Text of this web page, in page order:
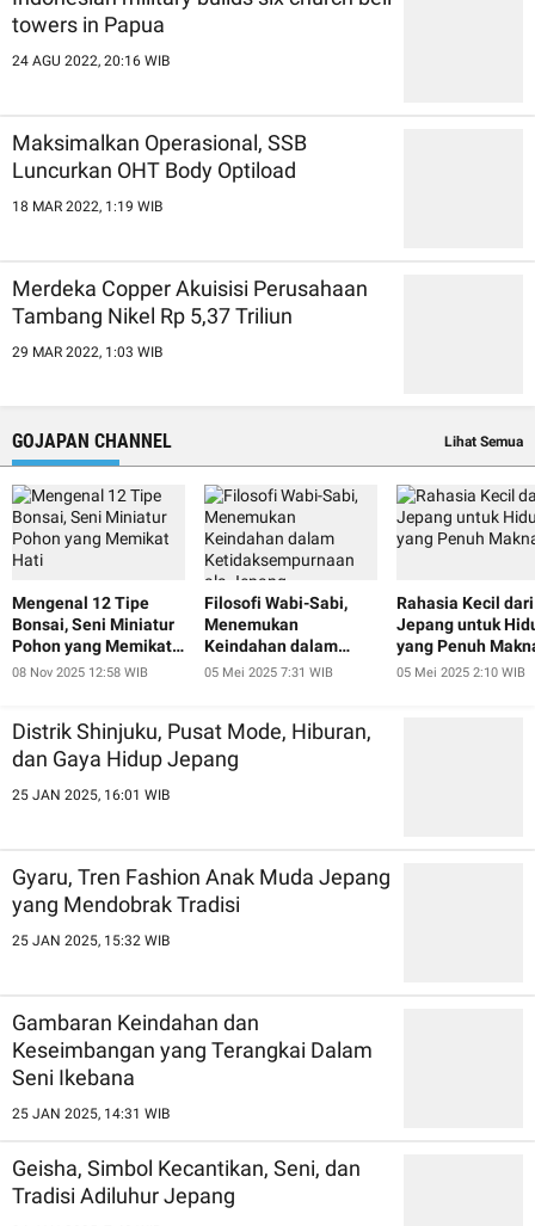
towers in Papua
24 AGU 2022, 20:16 WIB
Maksimalkan Operasional, SSB
Luncurkan OHT Body Optiload
18 MAR 2022, 1:19 WIB
Merdeka Copper Akuisisi Perusahaan
Tambang Nikel Rp 5,37 Triliun
29 MAR 2022, 1:03 WIB
GOJAPAN CHANNEL Lihat Semua
Mengenal 12 Tipe
Bonsai, Seni Miniatur
Pohon yang Memikat
Hati
08 Nov 2025 12:58 WIB
Filosofi Wabi-Sabi,
Menemukan
Keindahan dalam
Ketidaksempurnaan
05 Mei 2025 7:31 WIB
Rahasia Kecil dari
Jepang untuk
yang Penuh
05 Mei 2025 2:10 WIB
Distrik Shinjuku, Pusat Mode, Hiburan,
dan Gaya Hidup Jepang
25 JAN 2025, 16:01 WIB
Gyaru, Tren Fashion Anak Muda Jepang
yang Mendobrak Tradisi
25 JAN 2025, 15:32 WIB
Gambaran Keindahan dan
Keseimbangan yang Terangkai Dalam
Seni Ikebana
25 JAN 2025, 14:31 WIB
Geisha, Simbol Kecantikan, Seni, dan
Tradisi Adiluhur Jepang